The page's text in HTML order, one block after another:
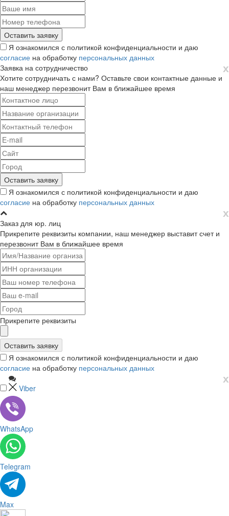
Я ознакомился с политикой конфиденциальности и даю
согласие на обработку персональных данных
х
Заявка на сотрудничество
Хотите сотрудничать с нами? Оставьте свои контактные данные и
наш менеджер перезвонит Вам в ближайшее время
Я ознакомился с политикой конфиденциальности и даю
согласие на обработку персональных данных
х
Заказ для юр. лиц
Прикрепите реквизиты компании, наш менеджер выставит счет и
перезвонит Вам в ближайшее время
Прикрепите реквизиты
Я ознакомился с политикой конфиденциальности и даю
согласие на обработку персональных данных
х
Viber
WhatsApp
Telegram
Max